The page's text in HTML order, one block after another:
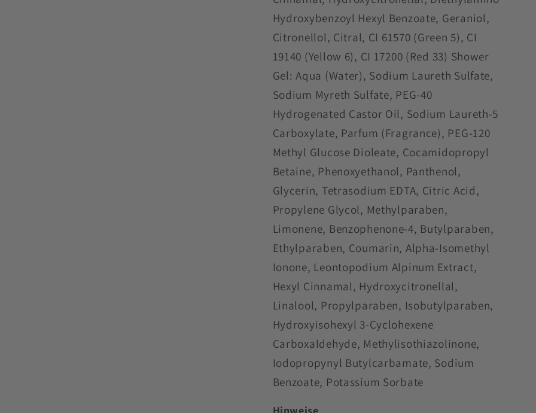
Hydroxybenzoyl Hexyl Benzoate, Geraniol,
Citronellol, Citral, CI 61570 (Green 5), CI
19140 (Yellow 6), CI 17200 (Red 33) Shower
Gel: Aqua (Water), Sodium Laureth Sulfate,
Sodium Myreth Sulfate, PEG-40
Hydrogenated Castor Oil, Sodium Laureth-5
Carboxylate, Parfum (Fragrance), PEG-120
Methyl Glucose Dioleate, Cocamidopropyl
Betaine, Phenoxyethanol, Panthenol,
Glycerin, Tetrasodium EDTA, Citric Acid,
Propylene Glycol, Methylparaben,
Limonene, Benzophenone-4, Butylparaben,
Ethylparaben, Coumarin, Alpha-Isomethyl
Ionone, Leontopodium Alpinum Extract,
Hexyl Cinnamal, Hydroxycitronellal,
Linalool, Propylparaben, Isobutylparaben,
Hydroxyisohexyl 3-Cyclohexene
Carboxaldehyde, Methylisothiazolinone,
Iodopropynyl Butylcarbamate, Sodium
Benzoate, Potassium Sorbate
Hinweise